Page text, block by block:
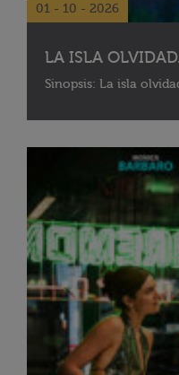
01 - 10 - 2026
LA ISLA
Sinopsis: La isla